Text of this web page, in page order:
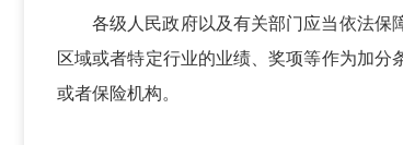
各级人民政府以及有关部门应当依法保
区域或者特定行业的业绩、奖项等作为加
或者保险机构。